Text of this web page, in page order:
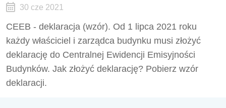
30 cze 2021
CEEB - deklaracja (wzór). Od 1 lipca 2021 roku
każdy właściciel i zarządca budynku musi złożyć
deklarację do Centralnej Ewidencji Emisyjności
Budynków. Jak złożyć deklarację? Pobierz wzór
deklaracji.